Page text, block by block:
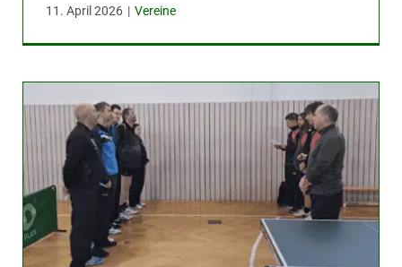
11. April 2026 | Vereine